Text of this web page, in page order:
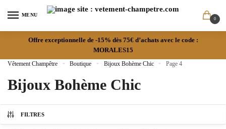
MENU
0
Offre exceptionnelle de -15% dès 75€ d’achats avec le code :
MORALES15
Vêtement Champêtre » Boutique » Bijoux Bohème Chic » Page 4
Bijoux Bohème Chic
FILTRES